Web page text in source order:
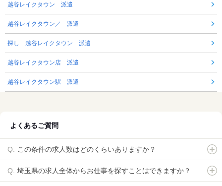
越谷レイクタウン 派遣
越谷レイクタウン／ 派遣
探し 越谷レイクタウン 派遣
越谷レイクタウン店 派遣
越谷レイクタウン駅 派遣
よくあるご質問
この条件の求人数はどのくらいありますか？
埼玉県の求人全体からお仕事を探すことはできますか？